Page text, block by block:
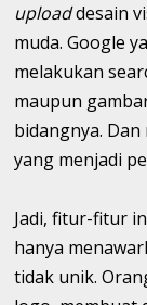
uploaddesain
muda. Google
melakukan
maupun
bidangnya.
yang menjadi
Jadi, fitur-fitur
hanya
tidak unik.